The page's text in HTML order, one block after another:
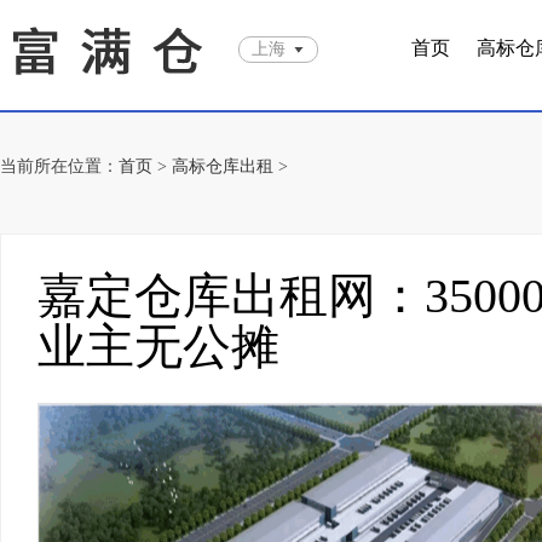
上海 首页 高标仓
当前所在位置： 首页 > 高标仓库出租 >
嘉定仓库出租网：
业主无公摊